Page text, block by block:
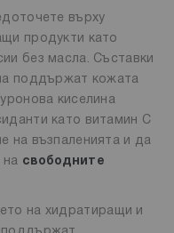
върху
продукти като
без масла. Съставки
поддържат кожата
киселина
като витамин С
на възпаленията и да
на свободните
на хидратиращи и